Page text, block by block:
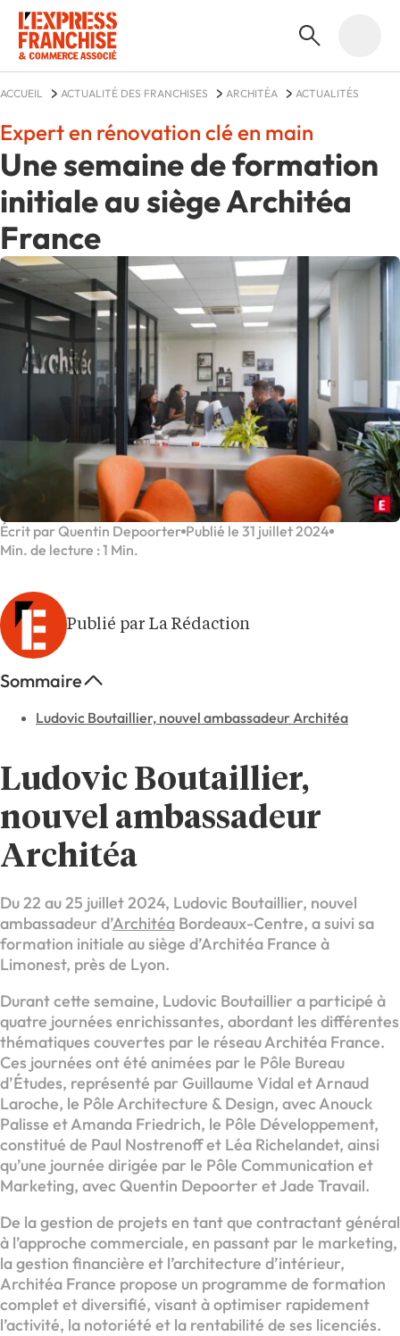
ACCUEIL ACTUALITÉ DES FRANCHISES ARCHITÉA ACTUALITÉS
Une semaine de formation
initiale au siège Architéa
France
Expert en rénovation clé en main
Écrit par Quentin Depoorter Publié le 31 juillet 2024
Min. de lecture : 1 Min.
Publié par La Rédaction
Sommaire
Ludovic Boutaillier, nouvel ambassadeur Architéa
Ludovic Boutaillier,
nouvel ambassadeur
Architéa
Du 22 au 25 juillet 2024, Ludovic Boutaillier, nouvel
ambassadeur d’Architéa Bordeaux-Centre, a suivi sa
formation initiale au siège d’Architéa France à
Limonest, près de Lyon.
Durant cette semaine, Ludovic Boutaillier a participé à
quatre journées enrichissantes, abordant les différentes
thématiques couvertes par le réseau Architéa France.
Ces journées ont été animées par le Pôle Bureau
d’Études, représenté par Guillaume Vidal et Arnaud
Laroche, le Pôle Architecture & Design, avec Anouck
Palisse et Amanda Friedrich, le Pôle Développement,
constitué de Paul Nostrenoff et Léa Richelandet, ainsi
qu’une journée dirigée par le Pôle Communication et
Marketing, avec Quentin Depoorter et Jade Travail.
De la gestion de projets en tant que contractant général
à l’approche commerciale, en passant par le marketing,
la gestion financière et l’architecture d’intérieur,
Architéa France propose un programme de formation
complet et diversifié, visant à optimiser rapidement
l’activité, la notoriété et la rentabilité de ses licenciés.